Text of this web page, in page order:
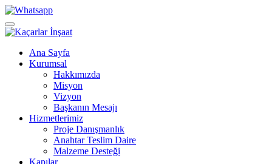
Ana Sayfa
Kurumsal
Hakkımızda
Misyon
Vizyon
Başkanın Mesajı
Hizmetlerimiz
Proje Danışmanlık
Anahtar Teslim Daire
Malzeme Desteği
Kapılar